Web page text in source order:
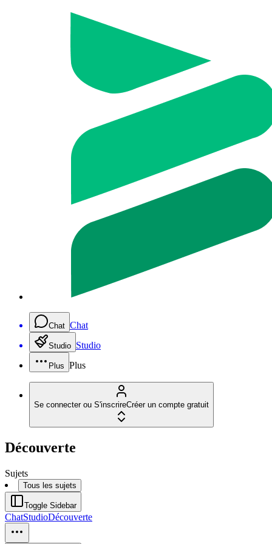
Chat Chat
Studio Studio
Plus Plus
Se connecter ou S'inscrireCréer un compte gratuit
Découverte
Sujets
Tous les sujets
Toggle Sidebar
ChatStudioDécouverte